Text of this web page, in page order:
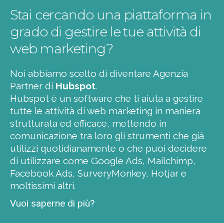
Stai cercando una piattaforma in
grado di gestire le tue attività di
web marketing?
Noi abbiamo scelto di diventare Agenzia
Partner di Hubspot.
Hubspot è un software che ti aiuta a gestire
tutte le attività di web marketing in maniera
strutturata ed efficace, mettendo in
comunicazione tra loro gli strumenti che già
utilizzi quotidianamente o che puoi decidere
di utilizzare come Google Ads, Mailchimp,
Facebook Ads, SurveryMonkey, Hotjar e
moltissimi altri.
Vuoi saperne di più?